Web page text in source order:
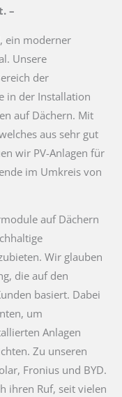
–
ein moderner
Unsere
der
in der Installation
auf Dächern. Mit
aus sehr gut
wir PV-Anlagen für
im Umkreis von
auf Dächern
Wir glauben
die auf den
basiert. Dabei
um
Anlagen
Zu unseren
Fronius und BYD.
ihren Ruf, seit vielen